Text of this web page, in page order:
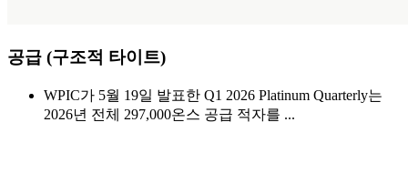
공급 (구조적 타이트)
WPIC가 5월 19일 발표한 Q1 2026 Platinum Quarterly는
2026년 전체 297,000온스 공급 적자를 ...